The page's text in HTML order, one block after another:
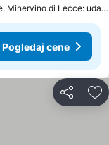
Minervino di Lecce:
Pogledaj cene
Deli